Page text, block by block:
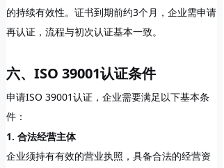
的持续有效性。证书到期前约3个月，企业需申请
再认证，流程与初次认证基本一致。
六、ISO 39001认证条件
申请ISO 39001认证，企业需要满足以下基本条
件：
1. 合法经营主体
企业须持有有效的营业执照，具备合法的经营资